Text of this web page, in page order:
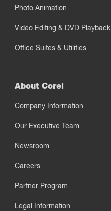
Photo Animation
Video Editing & DVD Playback
Office Suites & Utilities
About Corel
Company Information
Our Executive Team
Newsroom
Careers
Partner Program
Legal Information